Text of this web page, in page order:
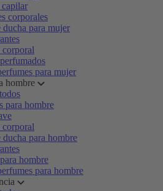
capilar
corporales
ducha para mujer
para mujer
hombre
para hombre
ducha para hombre
hombre
para hombre